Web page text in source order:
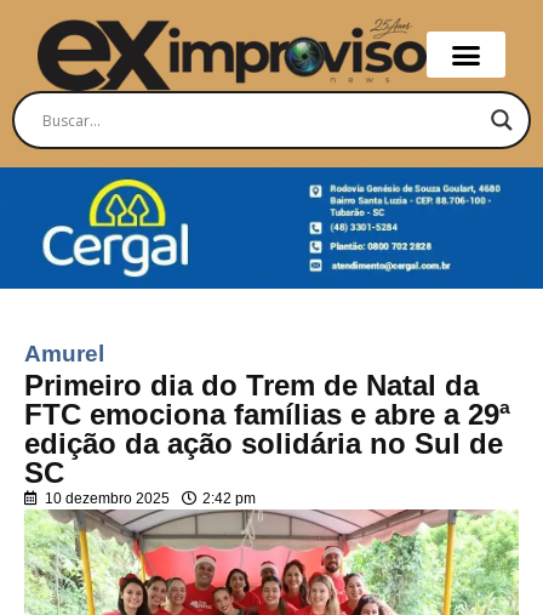
Amurel
Primeiro dia do Trem de Natal da
FTC emociona famílias e abre a 29ª
edição da ação solidária no Sul de
SC
10 dezembro 2025 2:42 pm